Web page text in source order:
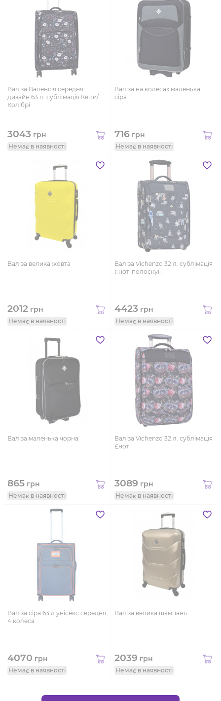
Валіза Валенсія середня
дизайн 63 л. сублімація Квіти/
Колібрі
3043 грн
Немає в наявності
Валіза на колесах маленька
сіра
716 грн
Немає в наявності
Валіза велика жовта
2012 грн
Немає в наявності
Валіза Vichenzo 32 л. сублімація
Єнот-полоскун
4423 грн
Немає в наявності
Валіза маленька чорна
865 грн
Немає в наявності
Валіза Vichenzo 32 л. сублімація
Єнот
3089 грн
Немає в наявності
Валіза сіра 63 л унісекс середня
4 колеса
4070 грн
Немає в наявності
Валіза велика шампань
2039 грн
Немає в наявності